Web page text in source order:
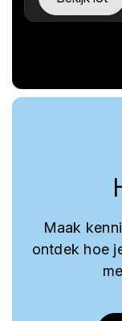
Maak
ontdek hoe